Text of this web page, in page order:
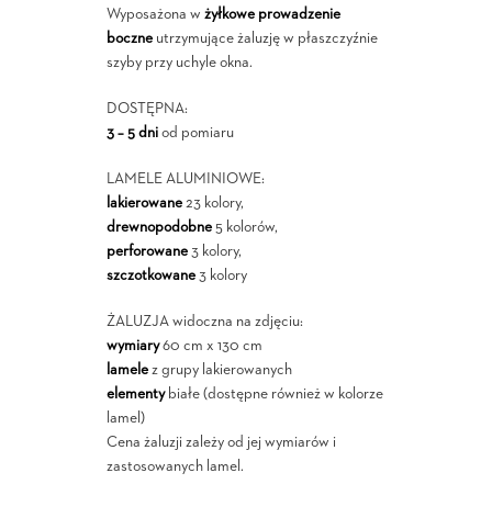
Wyposażona w żyłkowe prowadzenie
boczneutrzymujące żaluzję w płaszczyźnie
szyby przy uchyle okna.
DOSTĘPNA:
3 – 5 dniod pomiaru
LAMELE ALUMINIOWE:
lakierowane23 kolory,
drewnopodobne5 kolorów,
perforowane3 kolory,
szczotkowane3 kolory
ŻALUZJA widoczna na zdjęciu:
wymiary60 cm x 130 cm
lamelez grupy lakierowanych
elementybiałe (dostępne również w kolorze
lamel)
Cena żaluzji zależy od jej wymiarów i
zastosowanych lamel.